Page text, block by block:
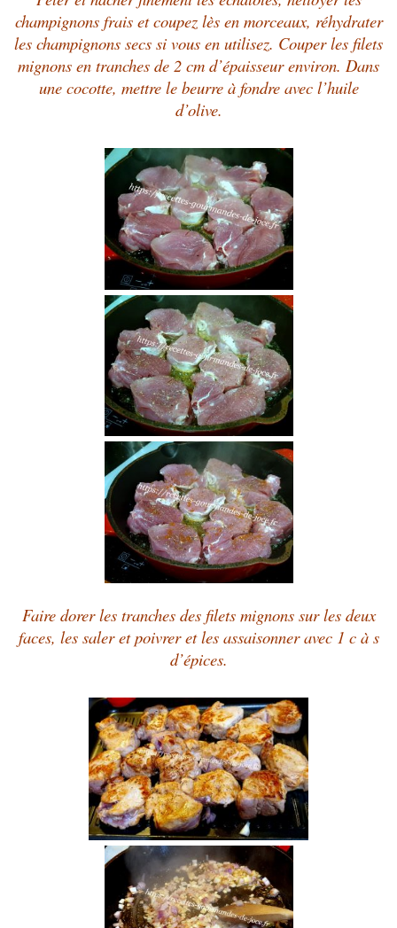
champignons frais et coupez lès en morceaux, réhydrater
les champignons secs si vous en utilisez. Couper les filets
mignons en tranches de 2 cm d’épaisseur environ. Dans
une cocotte, mettre le beurre à fondre avec l’huile
d’olive.
Faire dorer les tranches des filets mignons sur les deux
faces, les saler et poivrer et les assaisonner avec 1 c à s
d’épices.